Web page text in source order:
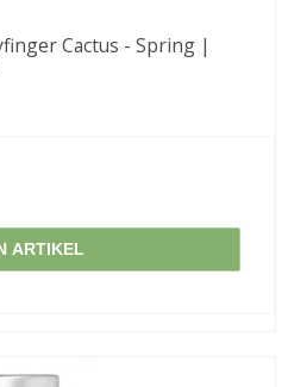
Cactus - Spring |
ARTIKEL